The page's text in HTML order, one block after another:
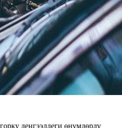
деңгээлдеги өнүмдөрдү